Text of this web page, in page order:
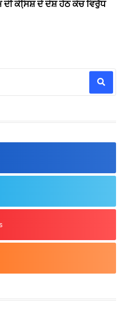
ਦੀ ਕੋਸਿ਼ਸ਼ ਦੇ ਦੋਸ਼ ਹੇਠ ਕੋਚ ਵਿਰੁੱਧ